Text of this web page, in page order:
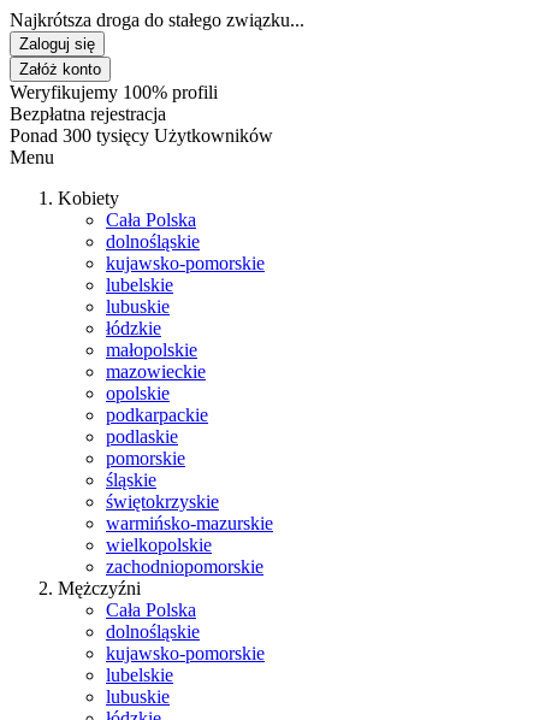
Najkrótsza droga do stałego związku...
Zaloguj się
Załóż konto
Weryfikujemy 100% profili
Bezpłatna rejestracja
Ponad 300 tysięcy Użytkowników
Menu
Kobiety
Cała Polska
dolnośląskie
kujawsko-pomorskie
lubelskie
lubuskie
łódzkie
małopolskie
mazowieckie
opolskie
podkarpackie
podlaskie
pomorskie
śląskie
świętokrzyskie
warmińsko-mazurskie
wielkopolskie
zachodniopomorskie
Mężczyźni
Cała Polska
dolnośląskie
kujawsko-pomorskie
lubelskie
lubuskie